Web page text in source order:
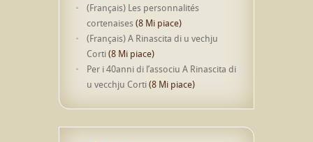
(Français) Les personnalités
cortenaises (8 Mi piace)
(Français) A Rinascita di u vechju
Corti(8 Mi piace)
Per i 40anni di l’associu A Rinascita di
u vecchju Corti(8 Mi piace)